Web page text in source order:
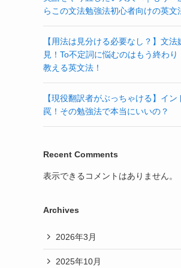
らこの文法勉強法初心者向けの英文
【用法は見分ける必要なし？】文法
見！To不定詞に悩むのはもう終わり
教える英文法！
【現役翻訳者がぶっちゃける】イン
罠！その勉強法で本当にいいの？
Recent Comments
表示できるコメントはありません。
Archives
2026年3月
2025年10月